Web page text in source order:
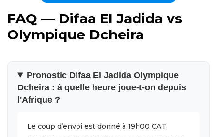
FAQ — Difaa El Jadida vs
Olympique Dcheira
Pronostic Difaa El Jadida Olympique
Dcheira : à quelle heure joue-t-on depuis
l'Afrique ?
Le coup d’envoi est donné à 19h00 CAT